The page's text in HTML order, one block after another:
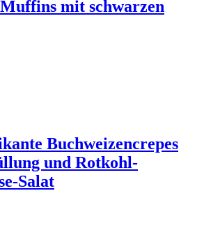
mit schwarzen
Buchweizencrepes
und Rotkohl-
Salat